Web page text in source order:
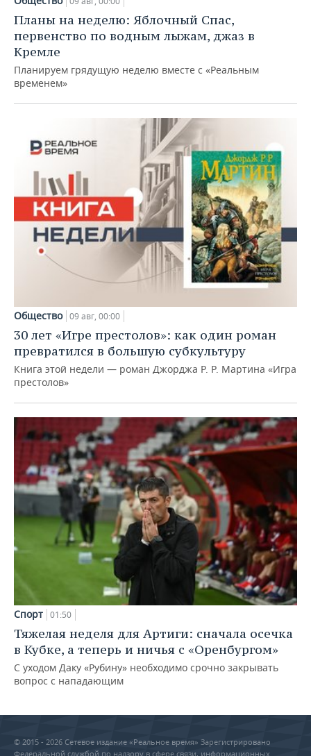
Планы на неделю: Яблочный Спас,
первенство по водным лыжам, джаз в
Кремле
Планируем грядущую неделю вместе с «Реальным
временем»
Общество 09 авг, 00:00
30 лет «Игре престолов»: как один роман
превратился в большую субкультуру
Книга этой недели — роман Джорджа Р. Р. Мартина «Игра
престолов»
Спорт 01:50
Тяжелая неделя для Артиги: сначала осечка
в Кубке, а теперь и ничья с «Оренбургом»
С уходом Даку «Рубину» необходимо срочно закрывать
вопрос с нападающим
© 2015 - 2026 Сетевое издание «Реальное время» Зарегистрировано
Федеральной службой по надзору в сфере связи, информационных